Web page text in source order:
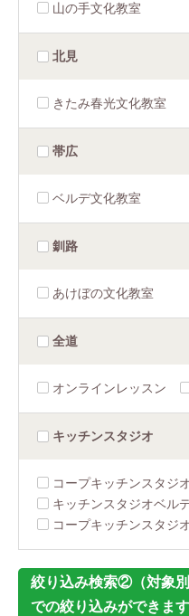
山の手文化教室
北見
きたみ春光文化教室
帯広
ベルデ文化教室
釧路
あけぼの文化教室
全道
オンラインレッスン
キッチンスタジオ
コープキッチンスタジ
キッチンスタジオベル
コープキッチンスタジ
絞り込み検索②（対象
での絞り込みができます